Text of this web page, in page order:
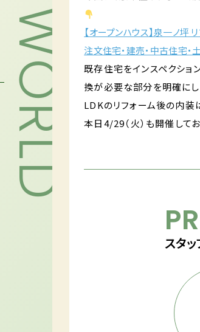
【オープンハウス】泉一ノ坪
注文住宅・建売・中古住宅・
既存住宅をインスペクショ
換が必要な部分を明確にし
LDKのリフォーム後の内装
本日4/29（火）も開催して
スタ